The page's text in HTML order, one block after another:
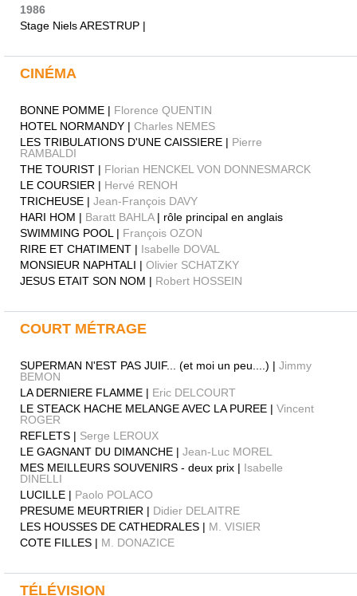
1986
Stage Niels ARESTRUP |
CINÉMA
BONNE POMME | Florence QUENTIN
HOTEL NORMANDY | Charles NEMES
LES TRIBULATIONS D'UNE CAISSIERE | Pierre
RAMBALDI
THE TOURIST | Florian HENCKEL VON DONNESMARCK
LE COURSIER | Hervé RENOH
TRICHEUSE | Jean-François DAVY
HARI HOM | Baratt BAHLA| rôle principal en anglais
SWIMMING POOL | François OZON
RIRE ET CHATIMENT | Isabelle DOVAL
MONSIEUR NAPHTALI | Olivier SCHATZKY
JESUS ETAIT SON NOM | Robert HOSSEIN
COURT MÉTRAGE
SUPERMAN N'EST PAS JUIF... (et moi un peu....) | Jimmy
BEMON
LA DERNIERE FLAMME | Eric DELCOURT
LE STEACK HACHE MELANGE AVEC LA PUREE | Vincent
ROGER
REFLETS | Serge LEROUX
LE GAGNANT DU DIMANCHE | Jean-Luc MOREL
MES MEILLEURS SOUVENIRS - deux prix | Isabelle
DINELLI
LUCILLE | Paolo POLACO
PRESUME MEURTRIER | Didier DELAITRE
LES HOUSSES DE CATHEDRALES | M. VISIER
COTE FILLES | M. DONAZICE
TÉLÉVISION